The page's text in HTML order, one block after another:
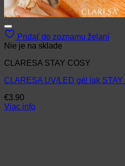
Pridať do zoznamu želaní
Nie je na sklade
CLARESA STAY COSY
CLARESA UV/LED gél lak STAY
€3.90
Viac info